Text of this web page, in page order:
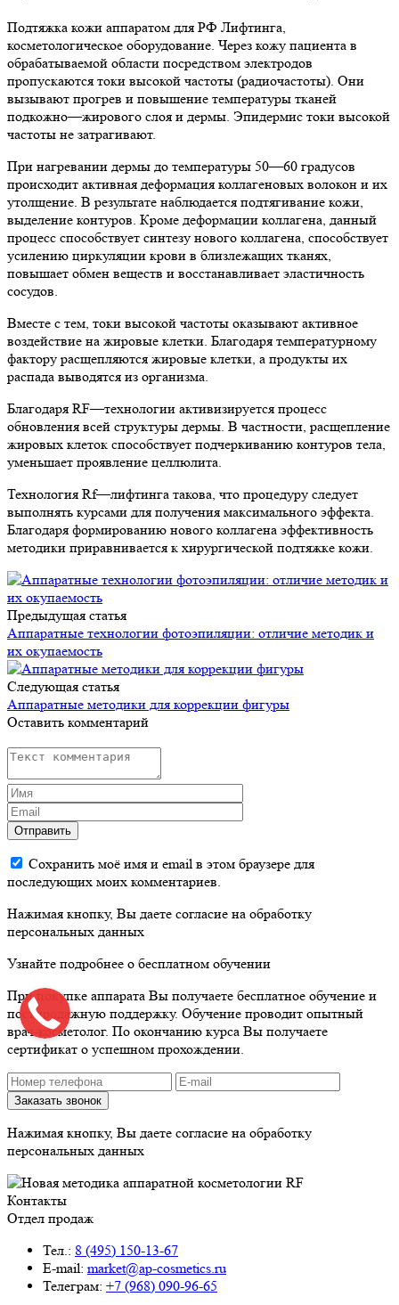
Подтяжка кожи аппаратом для РФ Лифтинга,
косметологическое оборудование. Через кожу пациента в
обрабатываемой области посредством электродов
пропускаются токи высокой частоты (радиочастоты). Они
вызывают прогрев и повышение температуры тканей
подкожно—жирового слоя и дермы. Эпидермис токи высокой
частоты не затрагивают.
При нагревании дермы до температуры 50—60 градусов
происходит активная деформация коллагеновых волокон и их
утолщение. В результате наблюдается подтягивание кожи,
выделение контуров. Кроме деформации коллагена, данный
процесс способствует синтезу нового коллагена, способствует
усилению циркуляции крови в близлежащих тканях,
повышает обмен веществ и восстанавливает эластичность
сосудов.
Вместе с тем, токи высокой частоты оказывают активное
воздействие на жировые клетки. Благодаря температурному
фактору расщепляются жировые клетки, а продукты их
распада выводятся из организма.
Благодаря RF—технологии активизируется процесс
обновления всей структуры дермы. В частности, расщепление
жировых клеток способствует подчеркиванию контуров тела,
уменьшает проявление целлюлита.
Технология Rf—лифтинга такова, что процедуру следует
выполнять курсами для получения максимального эффекта.
Благодаря формированию нового коллагена эффективность
методики приравнивается к хирургической подтяжке кожи.
Предыдущая статья
Аппаратные технологии фотоэпиляции: отличие методик и
их окупаемость
Следующая статья
Аппаратные методики для коррекции фигуры
Оставить комментарий
Отправить
Сохранить моё имя и email в этом браузере для
последующих моих комментариев.
Нажимая кнопку, Вы даете согласие на обработку
персональных данных
Узнайте подробнее о бесплатном обучении
При покупке аппарата Вы получаете бесплатное обучение и
постпродажную поддержку. Обучение проводит опытный
врач-косметолог. По окончанию курса Вы получаете
сертификат о успешном прохождении.
Нажимая кнопку, Вы даете согласие на обработку
персональных данных
Контакты
Отдел продаж
Тел.: 8 (495) 150-13-67
E-mail: market@ap-cosmetics.ru
Телеграм: +7 (968) 090-96-65